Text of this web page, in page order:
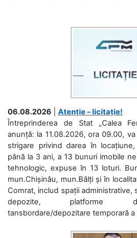
06.08.2026
Atenție – licitație!
Întreprinderea de Stat „Calea
anunță: la 11.08.2026, ora 09.00,
strigare privind darea în
până la 3 ani, a 13 bunuri imobile
tehnologic, expuse în 13 loturi.
mun.Chișinău, mun.Bălți și în
Comrat, includ spații administrative,
depozite, platforme
tansbordare/depozitare temporară a